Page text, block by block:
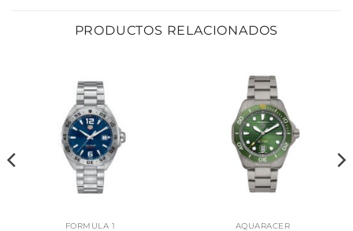
PRODUCTOS RELACIONADOS
FORMULA 1 AQUARACER